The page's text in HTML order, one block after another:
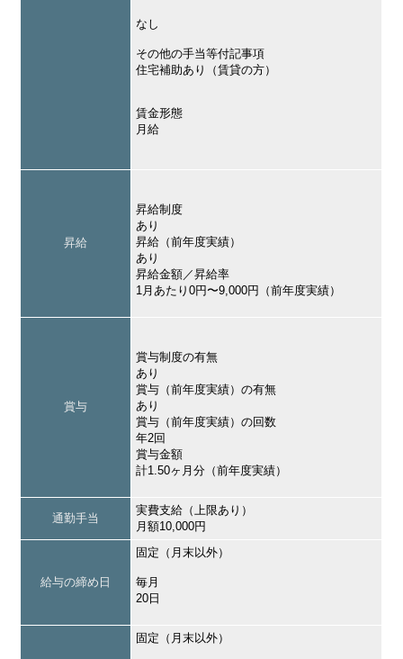
なし
その他の手当等付記事項
住宅補助あり（賃貸の方）
賃金形態
月給
昇給
昇給制度
あり
昇給（前年度実績）
あり
昇給金額／昇給率
1月あたり0円〜9,000円（前年度実績）
賞与
賞与制度の有無
あり
賞与（前年度実績）の有無
あり
賞与（前年度実績）の回数
年2回
賞与金額
計1.50ヶ月分（前年度実績）
通勤手当
実費支給（上限あり）
月額10,000円
給与の締め日
固定（月末以外）
毎月
20日
固定（月末以外）